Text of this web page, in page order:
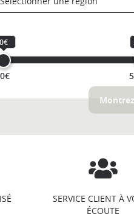
0€
0€
SERVICE CLIENT À
ÉCOUTE